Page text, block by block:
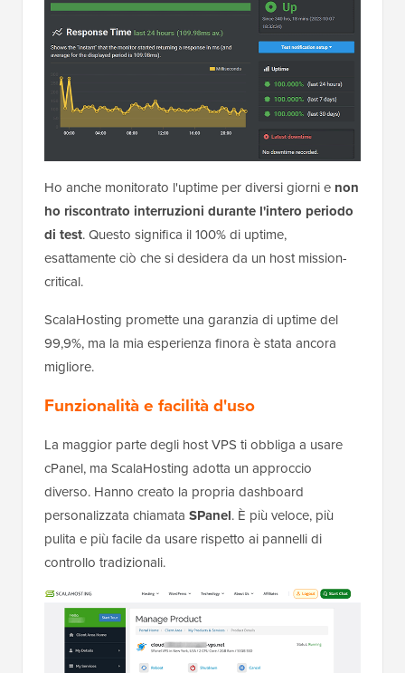
Ho anche monitorato l'uptime per diversi giorni e non
ho riscontrato interruzioni durante l'intero periodo
di test. Questo significa il 100% di uptime,
esattamente ciò che si desidera da un host mission-
critical.
ScalaHosting promette una garanzia di uptime del
99,9%, ma la mia esperienza finora è stata ancora
migliore.
Funzionalità e facilità d'uso
La maggior parte degli host VPS ti obbliga a usare
cPanel, ma ScalaHosting adotta un approccio
diverso. Hanno creato la propria dashboard
personalizzata chiamata SPanel. È più veloce, più
pulita e più facile da usare rispetto ai pannelli di
controllo tradizionali.